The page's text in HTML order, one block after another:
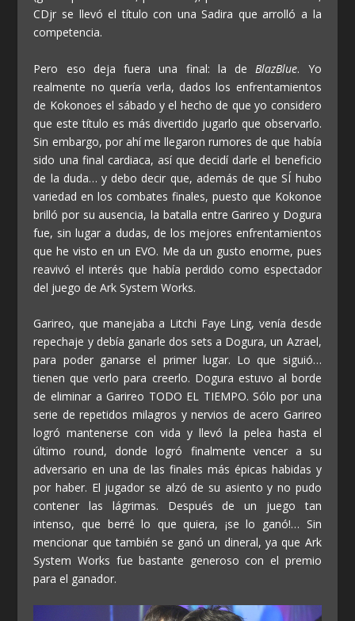
CDjr se llevó el título con una Sadira que arrolló a la
competencia.
Pero eso deja fuera una final: la de BlazBlue. Yo
realmente no quería verla, dados los enfrentamientos
de Kokonoes el sábado y el hecho de que yo considero
que este título es más divertido jugarlo que observarlo.
Sin embargo, por ahí me llegaron rumores de que había
sido una final cardiaca, así que decidí darle el beneficio
de la duda… y debo decir que, además de que SÍ hubo
variedad en los combates finales, puesto que Kokonoe
brilló por su ausencia, la batalla entre Garireo y Dogura
fue, sin lugar a dudas, de los mejores enfrentamientos
que he visto en un EVO. Me da un gusto enorme, pues
reavivó el interés que había perdido como espectador
del juego de Ark System Works.
Garireo, que manejaba a Litchi Faye Ling, venía desde
repechaje y debía ganarle dos sets a Dogura, un Azrael,
para poder ganarse el primer lugar. Lo que siguió…
tienen que verlo para creerlo. Dogura estuvo al borde
de eliminar a Garireo TODO EL TIEMPO. Sólo por una
serie de repetidos milagros y nervios de acero Garireo
logró mantenerse con vida y llevó la pelea hasta el
último round, donde logró finalmente vencer a su
adversario en una de las finales más épicas habidas y
por haber. El jugador se alzó de su asiento y no pudo
contener las lágrimas. Después de un juego tan
intenso, que berré lo que quiera, ¡se lo ganó!… Sin
mencionar que también se ganó un dineral, ya que Ark
System Works fue bastante generoso con el premio
para el ganador.